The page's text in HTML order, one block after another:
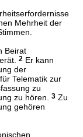
Mehrheit der
Beirat
2Er kann
der
Telematik zur
zu
zu hören.
3Zu
gehören